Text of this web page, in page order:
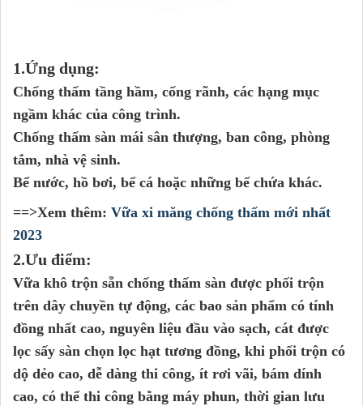
1.Ứng dụng:
Chống thấm tầng hầm, cống rãnh, các hạng mục
ngầm khác của công trình.
Chống thấm sàn mái sân thượng, ban công, phòng
tắm, nhà vệ sinh.
Bể nước, hồ bơi, bể cá hoặc những bể chứa khác.
==>Xem thêm: Vữa xi măng chống thấm mới nhất
2023
2.Ưu điểm:
Vữa khô trộn sẵn chống thấm sàn được phối trộn
trên dây chuyền tự động, các bao sản phẩm có tính
đồng nhất cao, nguyên liệu đầu vào sạch, cát được
lọc sấy sàn chọn lọc hạt tương đồng, khi phối trộn có
dộ dẻo cao, dễ dàng thi công, ít rơi vãi, bám dính
cao, có thể thi công bằng máy phun, thời gian lưu